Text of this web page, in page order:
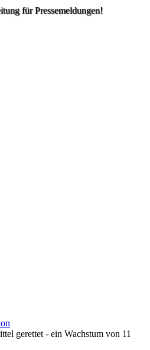
für Pressemeldungen!
gerettet - ein Wachstum von 11